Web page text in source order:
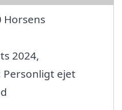
Horsens
2024,
ejet